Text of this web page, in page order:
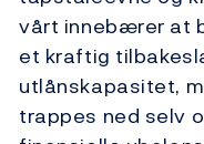
vårt innebærer at
et kraftig
utlånskapasitet,
trappes ned selv